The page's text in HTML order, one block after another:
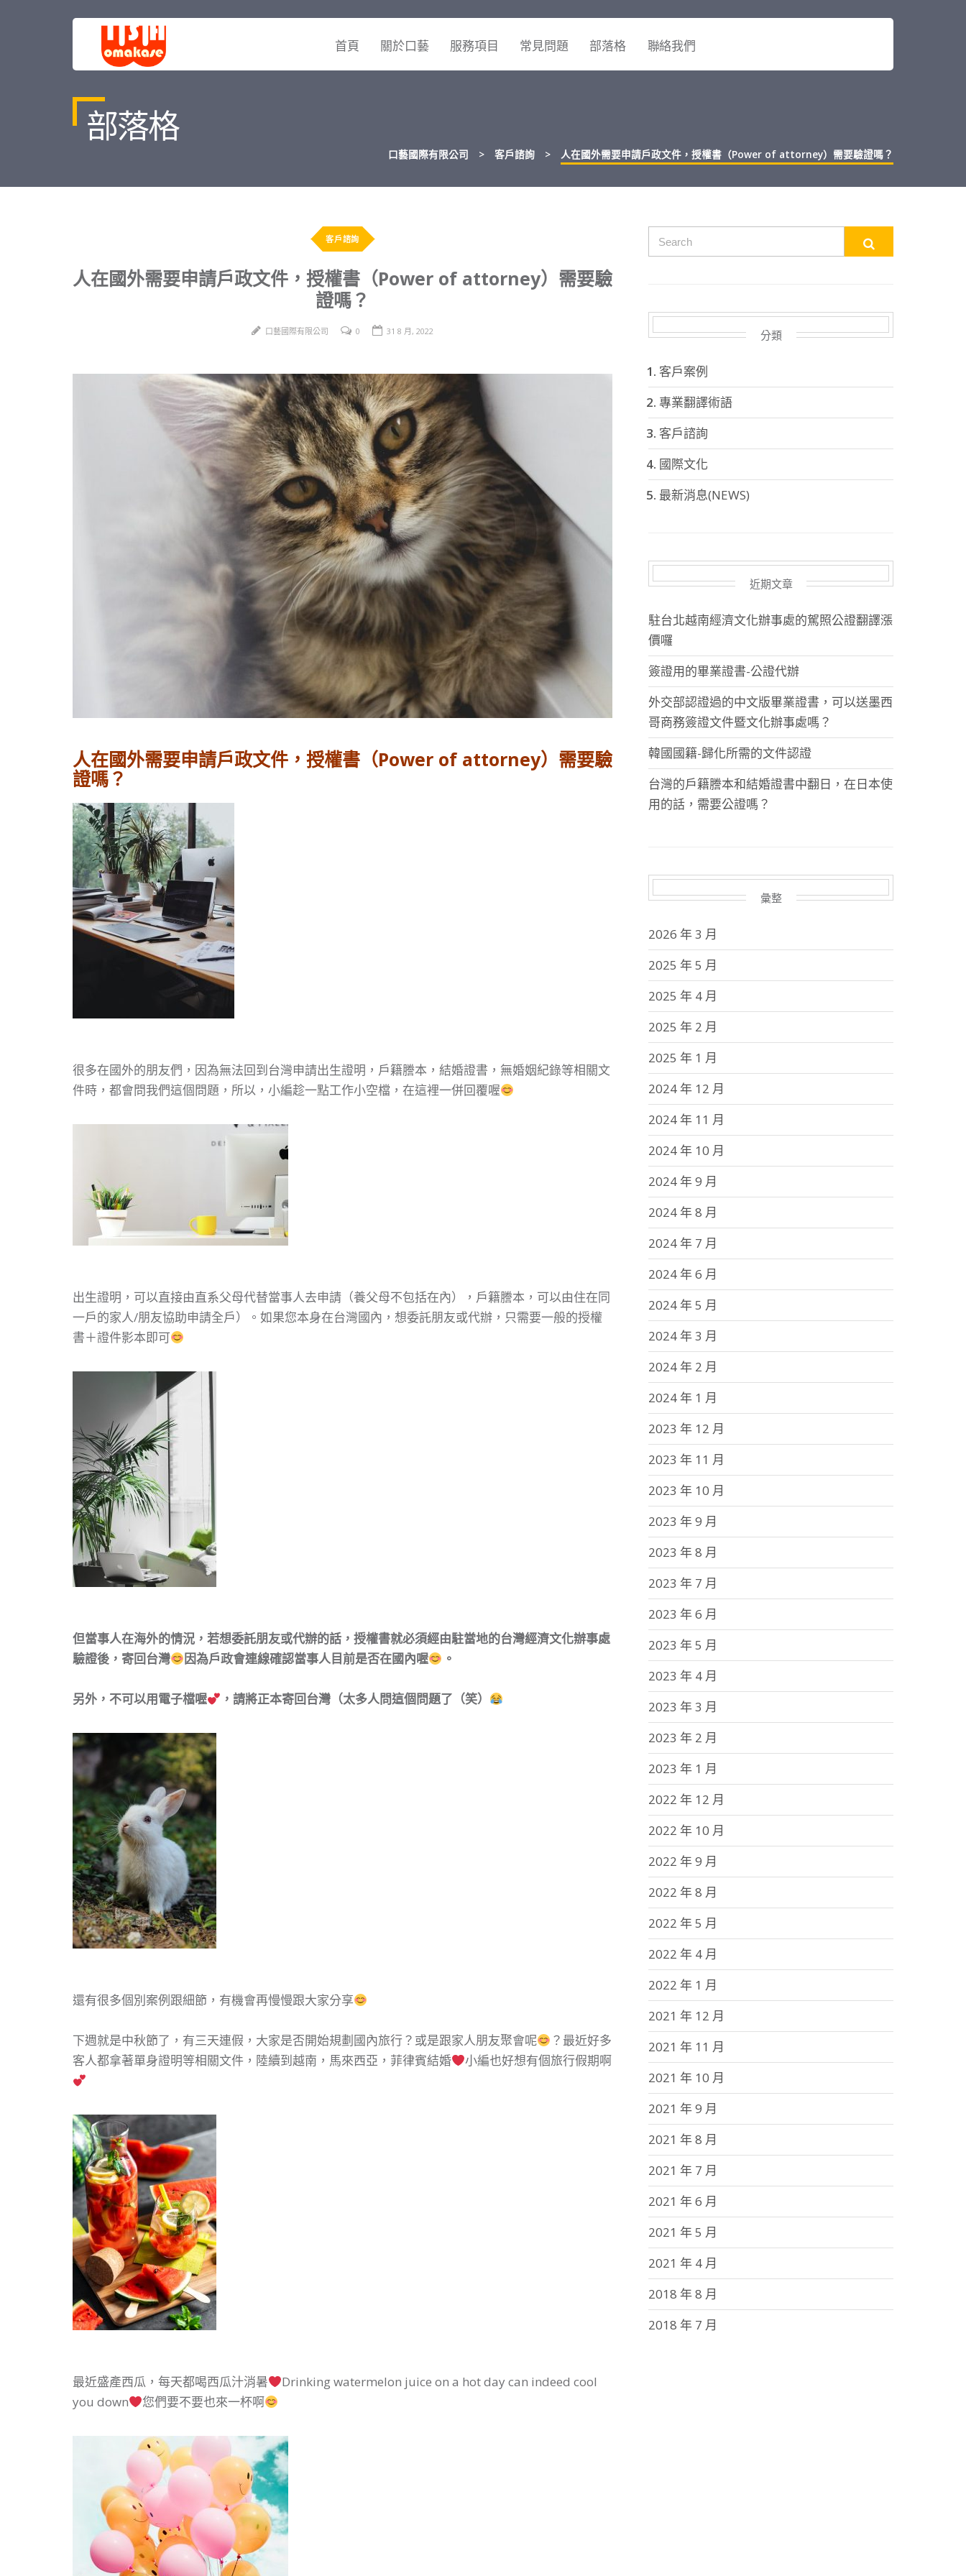
首頁 關於口藝 服務項目 常見問題 部落格 聯絡我們
部落格
口藝國際有限公司 > 客戶諮詢 > 人在國外需要申請戶政文件，授權書（Power of attorney）需要驗證嗎？
客戶諮詢
人在國外需要申請戶政文件，授權書（Power of attorney）需要驗
證嗎？
口藝國際有限公司 0 31 8 月, 2022
人在國外需要申請戶政文件，授權書（Power of attorney）需要驗
證嗎？
很多在國外的朋友們，因為無法回到台灣申請出生證明，戶籍謄本，結婚證書，無婚姻紀錄等相關文
件時，都會問我們這個問題，所以，小編趁一點工作小空檔，在這裡一併回覆喔
出生證明，可以直接由直系父母代替當事人去申請（養父母不包括在內），戶籍謄本，可以由住在同
一戶的家人/朋友協助申請全戶）。如果您本身在台灣國內，想委託朋友或代辦，只需要一般的授權
書＋證件影本即可
但當事人在海外的情況，若想委託朋友或代辦的話，授權書就必須經由駐當地的台灣經濟文化辦事處
驗證後，寄回台灣
因為戶政會連線確認當事人目前是否在國內喔 。
另外，不可以用電子檔喔 ，請將正本寄回台灣（太多人問這個問題了（笑）
還有很多個別案例跟細節，有機會再慢慢跟大家分享
下週就是中秋節了，有三天連假，大家是否開始規劃國內旅行？或是跟家人朋友聚會呢
？最近好多
客人都拿著單身證明等相關文件，陸續到越南，馬來西亞，菲律賓結婚
小編也好想有個旅行假期啊
最近盛產西瓜，每天都喝西瓜汁消暑
Drinking watermelon juice on a hot day can indeed cool
you down
您們要不要也來一杯啊
分類
客戶案例
專業翻譯術語
客戶諮詢
國際文化
最新消息(NEWS)
近期文章
駐台北越南經濟文化辦事處的駕照公證翻譯漲
價囉
簽證用的畢業證書-公證代辦
外交部認證過的中文版畢業證書，可以送墨西
哥商務簽證文件暨文化辦事處嗎？
韓國國籍-歸化所需的文件認證
台灣的戶籍謄本和結婚證書中翻日，在日本使
用的話，需要公證嗎？
彙整
2026 年 3 月
2025 年 5 月
2025 年 4 月
2025 年 2 月
2025 年 1 月
2024 年 12 月
2024 年 11 月
2024 年 10 月
2024 年 9 月
2024 年 8 月
2024 年 7 月
2024 年 6 月
2024 年 5 月
2024 年 3 月
2024 年 2 月
2024 年 1 月
2023 年 12 月
2023 年 11 月
2023 年 10 月
2023 年 9 月
2023 年 8 月
2023 年 7 月
2023 年 6 月
2023 年 5 月
2023 年 4 月
2023 年 3 月
2023 年 2 月
2023 年 1 月
2022 年 12 月
2022 年 10 月
2022 年 9 月
2022 年 8 月
2022 年 5 月
2022 年 4 月
2022 年 1 月
2021 年 12 月
2021 年 11 月
2021 年 10 月
2021 年 9 月
2021 年 8 月
2021 年 7 月
2021 年 6 月
2021 年 5 月
2021 年 4 月
2018 年 8 月
2018 年 7 月